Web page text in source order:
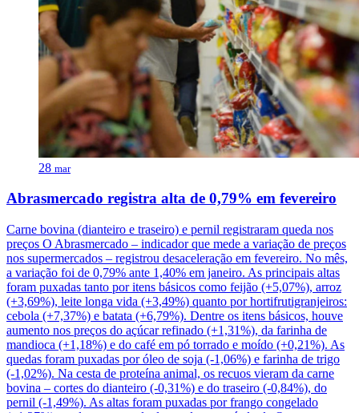
28 mar
Abrasmercado registra alta de 0,79% em fevereiro
Carne bovina (dianteiro e traseiro) e pernil registraram queda nos
preços O Abrasmercado – indicador que mede a variação de preços
nos supermercados – registrou desaceleração em fevereiro. No mês,
a variação foi de 0,79% ante 1,40% em janeiro. As principais altas
foram puxadas tanto por itens básicos como feijão (+5,07%), arroz
(+3,69%), leite longa vida (+3,49%) quanto por hortifrutigranjeiros:
cebola (+7,37%) e batata (+6,79%). Dentre os itens básicos, houve
aumento nos preços do açúcar refinado (+1,31%), da farinha de
mandioca (+1,18%) e do café em pó torrado e moído (+0,21%). As
quedas foram puxadas por óleo de soja (-1,06%) e farinha de trigo
(-1,02%). Na cesta de proteína animal, os recuos vieram da carne
bovina – cortes do dianteiro (-0,31%) e do traseiro (-0,84%), do
pernil (-1,49%). As altas foram puxadas por frango congelado